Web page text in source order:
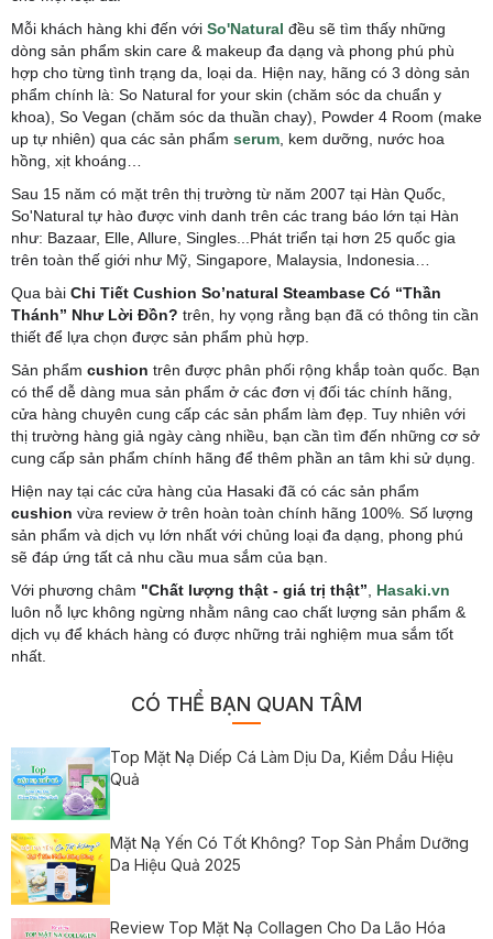
Mỗi khách hàng khi đến với So'Natural đều sẽ tìm thấy những
dòng sản phẩm skin care & makeup đa dạng và phong phú phù
hợp cho từng tình trạng da, loại da. Hiện nay, hãng có 3 dòng sản
phẩm chính là: So Natural for your skin (chăm sóc da chuẩn y
khoa), So Vegan (chăm sóc da thuần chay), Powder 4 Room (make
up tự nhiên) qua các sản phẩm serum, kem dưỡng, nước hoa
hồng, xịt khoáng…
Sau 15 năm có mặt trên thị trường từ năm 2007 tại Hàn Quốc,
So'Natural tự hào được vinh danh trên các trang báo lớn tại Hàn
như: Bazaar, Elle, Allure, Singles...Phát triển tại hơn 25 quốc gia
trên toàn thế giới như Mỹ, Singapore, Malaysia, Indonesia…
Qua bài Chi Tiết Cushion So’natural Steambase Có “Thần
Thánh” Như Lời Đồn? trên, hy vọng rằng bạn đã có thông tin cần
thiết để lựa chọn được sản phẩm phù hợp.
Sản phẩm cushion trên được phân phối rộng khắp toàn quốc. Bạn
có thể dễ dàng mua sản phẩm ở các đơn vị đối tác chính hãng,
cửa hàng chuyên cung cấp các sản phẩm làm đẹp. Tuy nhiên với
thị trường hàng giả ngày càng nhiều, bạn cần tìm đến những cơ sở
cung cấp sản phẩm chính hãng để thêm phần an tâm khi sử dụng.
Hiện nay tại các cửa hàng của Hasaki đã có các sản phẩm
cushion vừa review ở trên hoàn toàn chính hãng 100%. Số lượng
sản phẩm và dịch vụ lớn nhất với chủng loại đa dạng, phong phú
sẽ đáp ứng tất cả nhu cầu mua sắm của bạn.
Với phương châm "Chất lượng thật - giá trị thật”, Hasaki.vn
luôn nỗ lực không ngừng nhằm nâng cao chất lượng sản phẩm &
dịch vụ để khách hàng có được những trải nghiệm mua sắm tốt
nhất.
CÓ THỂ BẠN QUAN TÂM
Top Mặt Nạ Diếp Cá Làm Dịu Da, Kiềm Dầu Hiệu
Quả
Mặt Nạ Yến Có Tốt Không? Top Sản Phẩm Dưỡng
Da Hiệu Quả 2025
Review Top Mặt Nạ Collagen Cho Da Lão Hóa